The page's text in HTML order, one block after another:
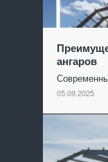
ангаров
05.09.2025